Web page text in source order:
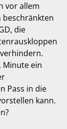
vor allem
beschränkten
die
Minute ein
Pass in die
kann.